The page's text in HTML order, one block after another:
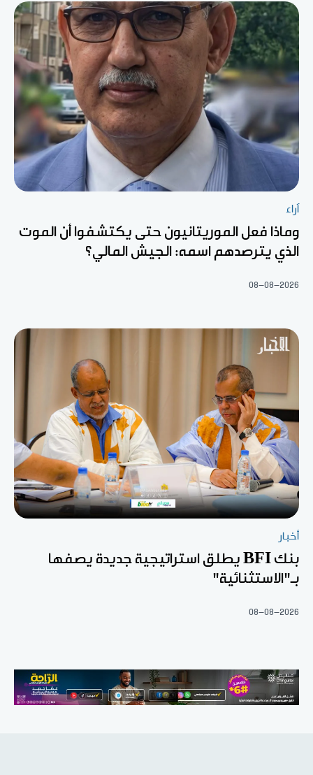
آراء
وماذا فعل الموريتانيون حتى يكتشفوا أن الموت
الذي يترصدهم اسمه: الجيش المالي؟
08-08-2026
أخبار
بنك BFI يطلق استراتيجية جديدة يصفها
بـ"الاستثنائية"
08-08-2026